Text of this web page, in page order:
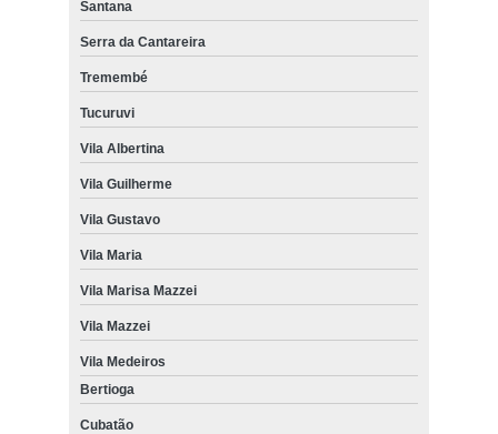
Santana
Serra da Cantareira
Tremembé
Tucuruvi
Vila Albertina
Vila Guilherme
Vila Gustavo
Vila Maria
Vila Marisa Mazzei
Vila Mazzei
Vila Medeiros
Bertioga
Cubatão